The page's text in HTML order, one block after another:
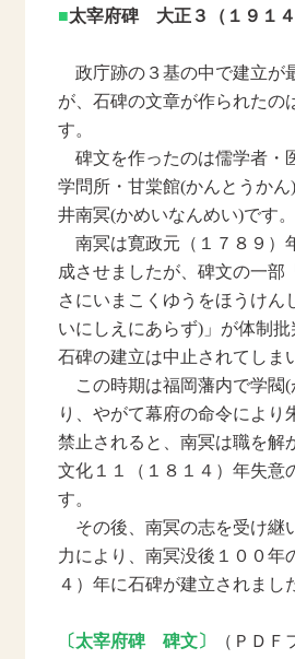
■太宰府碑 大正３（１９１
政庁跡の３基の中で建立が
が、石碑の文章が作られたの
す。
碑文を作ったのは儒学者・
学問所・甘棠館(かんとうか
井南冥(かめいなんめい)です。
南冥は寛政元（１７８９）
成させましたが、碑文の一部
さにいまこくゆうをほうけん
いにしえにあらず)」が体制批
石碑の建立は中止されてしま
この時期は福岡藩内で学閥(
り、やがて幕府の命令により
禁止されると、南冥は職を解
文化１１（１８１４）年失意
す。
その後、南冥の志を受け継
力により、南冥没後１００年
４）年に石碑が建立されまし
〔太宰府碑 碑文〕
（ＰＤＦ